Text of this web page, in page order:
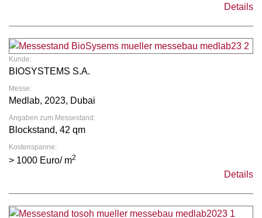
Details
Kunde:
BIOSYSTEMS S.A.
Messe:
Medlab, 2023, Dubai
Angaben zum Messestand:
Blockstand, 42 qm
Kostenspanne:
> 1000 Euro/ m2
Details